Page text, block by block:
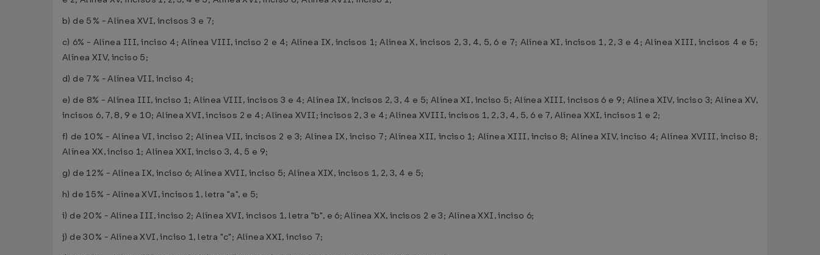
b) de 5% - Alínea XVI, incisos 3 e 7;
c) 6% - Alínea III, inciso 4; Alínea VIII, inciso 2 e 4; Alínea IX, incisos 1; Alínea X, incisos 2, 3, 4, 5, 6 e 7; Alínea XI, incisos 1, 2, 3 e 4; Alínea XIII, incisos 4 e 5;
Alínea XIV, inciso 5;
d) de 7% - Alínea VII, inciso 4;
e) de 8% - Alínea III, inciso 1; Alínea VIII, incisos 3 e 4; Alínea IX, incisos 2, 3, 4 e 5; Alínea XI, inciso 5; Alínea XIII, incisos 6 e 9; Alínea XIV, inciso 3; Alínea XV,
incisos 6, 7, 8, 9 e 10; Alínea XVI, incisos 2 e 4; Alínea XVII; incisos 2, 3 e 4; Alínea XVIII, incisos 1, 2, 3, 4, 5, 6 e 7, Alínea XXI, incisos 1 e 2;
f) de 10% - Alínea VI, inciso 2; Alínea VII, incisos 2 e 3; Alínea IX, inciso 7; Alínea XII, inciso 1; Alínea XIII, inciso 8; Alínea XIV, inciso 4; Alínea XVIII, inciso 8;
Alínea XX, inciso 1; Alínea XXI, inciso 3, 4, 5 e 9;
g) de 12% - Alínea IX, inciso 6; Alínea XVII, inciso 5; Alínea XIX, incisos 1, 2, 3, 4 e 5;
h) de 15% - Alínea XVI, incisos 1, letra "a", e 5;
i) de 20% - Alínea III, inciso 2; Alínea XVI, incisos 1, letra "b", e 6; Alínea XX, incisos 2 e 3; Alínea XXI, inciso 6;
j) de 30% - Alínea XVI, inciso 1, letra "c"; Alínea XXI, inciso 7;